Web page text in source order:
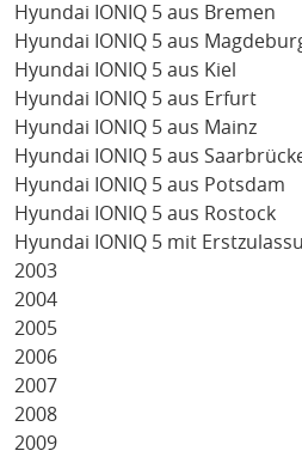
Hyundai IONIQ 5 aus Bremen
Hyundai IONIQ 5 aus
Hyundai IONIQ 5 aus Kiel
Hyundai IONIQ 5 aus Erfurt
Hyundai IONIQ 5 aus Mainz
Hyundai IONIQ 5 aus
Hyundai IONIQ 5 aus Potsdam
Hyundai IONIQ 5 aus Rostock
Hyundai IONIQ 5 mit
2003
2004
2005
2006
2007
2008
2009